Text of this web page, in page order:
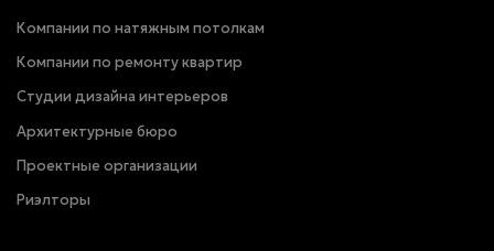
Компании по натяжным потолкам
Компании по ремонту квартир
Студии дизайна интерьеров
Архитектурные бюро
Проектные организации
Риэлторы